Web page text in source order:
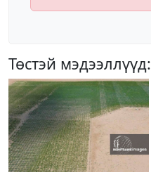
Төстэй мэдээллүүд: